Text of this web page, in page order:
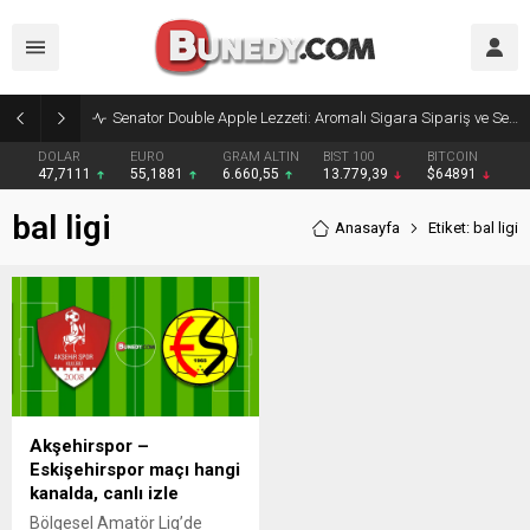
Senator Double Apple Lezzeti: Aromalı Sigara Sipariş ve Senator Sigara Dünyasına Yolculuk
DOLAR
47,7111
EURO
55,1881
GRAM ALTIN
6.660,55
BIST 100
13.779,39
BITCOIN
$64891
bal ligi Anasayfa Etiket: bal ligi
Akşehirspor –
Eskişehirspor maçı hangi
kanalda, canlı izle
Bölgesel Amatör Lig’de